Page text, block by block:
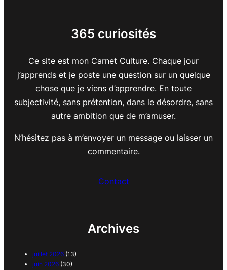
365 curiosités
Ce site est mon Carnet Culture. Chaque jour
j’apprends et je poste une question sur un quelque
chose que je viens d’apprendre. En toute
subjectivité, sans prétention, dans le désordre, sans
autre ambition que de m’amuser.
N’hésitez pas à m’envoyer un message ou laisser un
commentaire.
Contact
Archives
juillet 2026 (13)
juin 2026 (30)